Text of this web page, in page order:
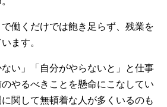
働くだけでは飽き足らず、残業を
ます。
ない」「自分がやらないと」と仕事
やるべきことを懸命にこなしてい
関して無頓着な人が多くいるのも